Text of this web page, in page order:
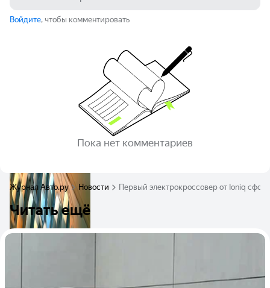
Войдите, чтобы комментировать
Пока нет комментариев
Журнал Авто.ру Новости Первый электрокроссовер от Ioniq
Читать ещё